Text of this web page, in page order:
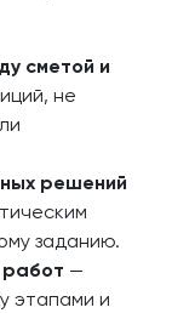
сметой и
не
решений
заданию.
работ —
этапами и